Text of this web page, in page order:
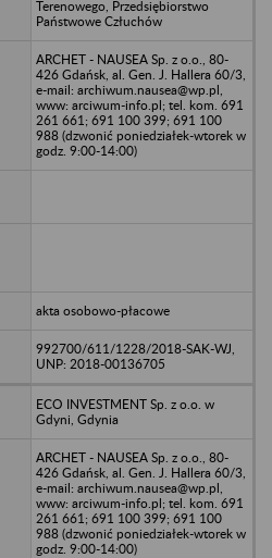
Terenowego, Przedsiębiorstwo
Państwowe Człuchów
ARCHET - NAUSEA Sp. z o.o., 80-
426 Gdańsk, al. Gen. J. Hallera 60/3,
e-mail: archiwum.nausea@wp.pl,
www: arciwum-info.pl; tel. kom. 691
261 661; 691 100 399; 691 100
988 (dzwonić poniedziałek-wtorek w
godz. 9:00-14:00)
akta osobowo-płacowe
992700/611/1228/2018-SAK-WJ,
UNP: 2018-00136705
ECO INVESTMENT Sp. z o.o. w
Gdyni, Gdynia
ARCHET - NAUSEA Sp. z o.o., 80-
426 Gdańsk, al. Gen. J. Hallera 60/3,
e-mail: archiwum.nausea@wp.pl,
www: arciwum-info.pl; tel. kom. 691
261 661; 691 100 399; 691 100
988 (dzwonić poniedziałek-wtorek w
godz. 9:00-14:00)